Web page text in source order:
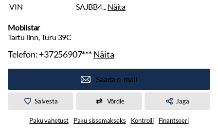
VIN
SAJBB4... Näita
Mobilstar
Tartu linn, Turu 39C
Telefon:+37256907***Näita
Saada e-mail
Salvesta Võrdle Jaga
Paku vahetust Paku sissemakseks Kontrolli Finantseeri